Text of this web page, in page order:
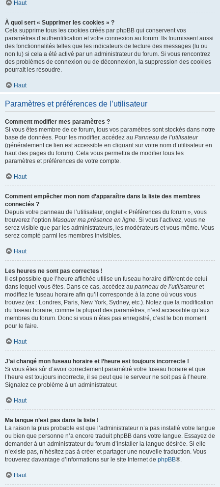
Haut
À quoi sert « Supprimer les cookies » ?
Cela supprime tous les cookies créés par phpBB qui conservent vos
paramètres d’authentification et votre connexion au forum. Ils fournissent aussi
des fonctionnalités telles que les indicateurs de lecture des messages (lu ou
non lu) si cela a été activé par un administrateur du forum. Si vous rencontrez
des problèmes de connexion ou de déconnexion, la suppression des cookies
pourrait les résoudre.
Haut
Paramètres et préférences de l’utilisateur
Comment modifier mes paramètres ?
Si vous êtes membre de ce forum, tous vos paramètres sont stockés dans notre
base de données. Pour les modifier, accédez au Panneau de l’utilisateur
(généralement ce lien est accessible en cliquant sur votre nom d’utilisateur en
haut des pages du forum). Cela vous permettra de modifier tous les
paramètres et préférences de votre compte.
Haut
Comment empêcher mon nom d’apparaître dans la liste des membres
connectés ?
Depuis votre panneau de l’utilisateur, onglet « Préférences du forum », vous
trouverez l’option Masquer ma présence en ligne. Si vous l’activez, vous ne
serez visible que par les administrateurs, les modérateurs et vous-même. Vous
serez compté parmi les membres invisibles.
Haut
Les heures ne sont pas correctes !
Il est possible que l’heure affichée utilise un fuseau horaire différent de celui
dans lequel vous êtes. Dans ce cas, accédez au panneau de l’utilisateuret
modifiez le fuseau horaire afin qu’il corresponde à la zone où vous vous
trouvez (ex : Londres, Paris, New York, Sydney, etc.). Notez que la modification
du fuseau horaire, comme la plupart des paramètres, n’est accessible qu’aux
membres du forum. Donc si vous n’êtes pas enregistré, c’est le bon moment
pour le faire.
Haut
J’ai changé mon fuseau horaire et l’heure est toujours incorrecte !
Si vous êtes sûr d’avoir correctement paramétré votre fuseau horaire et que
l’heure est toujours incorrecte, il se peut que le serveur ne soit pas à l’heure.
Signalez ce problème à un administrateur.
Haut
Ma langue n’est pas dans la liste !
La raison la plus probable est que l’administrateur n’a pas installé votre langue
ou bien que personne n’a encore traduit phpBB dans votre langue. Essayez de
demander à un administrateur du forum d’installer la langue désirée. Si elle
n’existe pas, n’hésitez pas à créer et partager une nouvelle traduction. Vous
trouverez davantage d’informations sur le site Internet de phpBB®.
Haut